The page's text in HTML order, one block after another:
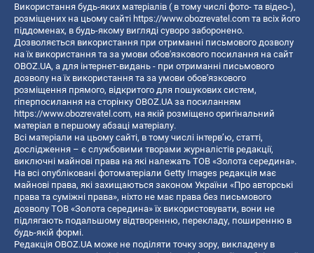
Використання будь-яких матеріалів ( в тому числі фото- та відео-),
розміщених на цьому сайті https://www.obozrevatel.com та всіх його
піддоменах, в будь-якому вигляді суворо заборонено.
Дозволяється використання при отриманні письмового дозволу
на їх використання та за умови обов'язкового посилання на сайт
OBOZ.UA, а для інтернет-видань - при отриманні письмового
дозволу на їх використання та за умови обов'язкового
розміщення прямого, відкритого для пошукових систем,
гіперпосилання на сторінку OBOZ.UA за посиланням
https://www.obozrevatel.com, на якій розміщено оригінальний
матеріал в першому абзаці матеріалу.
Всі матеріали на цьому сайті, в тому числі інтерв’ю, статті,
дослідження – є службовими творами журналістів редакції,
виключні майнові права на які належать ТОВ «Золота середина».
На всі опубліковані фотоматеріали Getty Images редакція має
майнові права, які захищаються законом України «Про авторські
права та суміжні права», ніхто не має права без письмового
дозволу ТОВ «Золота середина» їх використовувати, вони не
підлягають подальшому відтворенню, перекладу, поширенню в
будь-якій формі.
Редакція OBOZ.UA може не поділяти точку зору, викладену в